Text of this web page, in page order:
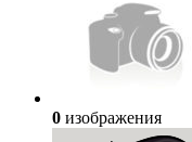
0 изображения